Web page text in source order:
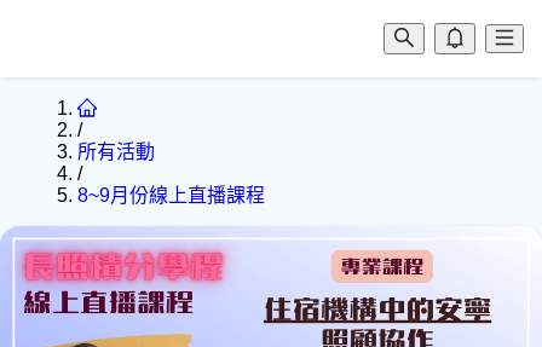
/
所有活動
/
8~9月份線上直播課程